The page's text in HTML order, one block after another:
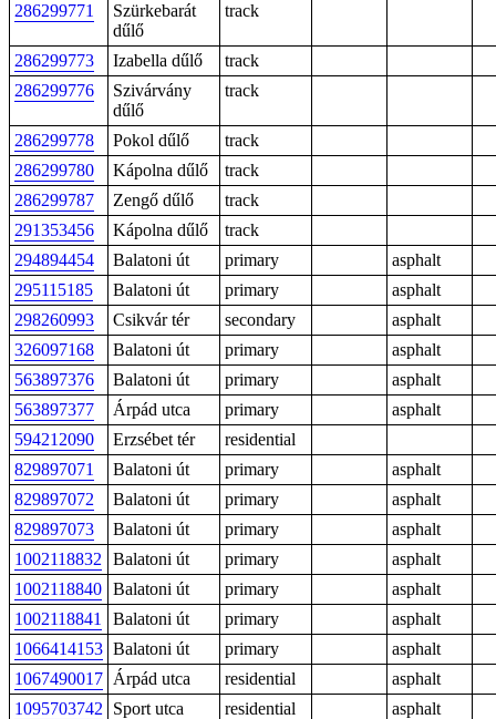
286299771
Szürkebarát
dűlő
track
286299773 Izabella dűlő
track
286299776
Szivárvány
dűlő
track
286299778 Pokol dűlő
track
286299780
Kápolna dűlő
track
286299787
Zengő dűlő
track
291353456
Kápolna dűlő
track
294894454
Balatoni út primary
asphalt
295115185
Balatoni út primary
asphalt
298260993
Csikvár tér secondary
asphalt
326097168
Balatoni út primary
asphalt
563897376
Balatoni út primary
asphalt
563897377
Árpád utca primary
asphalt
594212090
Erzsébet tér
residential
829897071
Balatoni út primary
asphalt
829897072
Balatoni út primary
asphalt
829897073
Balatoni út primary
asphalt
1002118832
Balatoni út primary
asphalt
1002118840 Balatoni út primary
asphalt
1002118841
Balatoni út primary
asphalt
1066414153 Balatoni út primary
asphalt
1067490017 Árpád utca residential
asphalt
1095703742
Sport utca residential
asphalt